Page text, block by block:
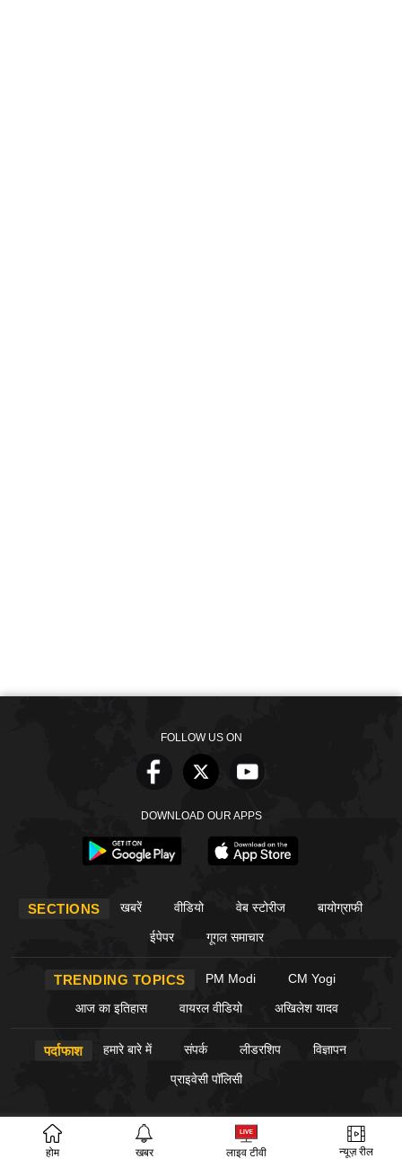
होम खबर लाइव टीवी न्यूज़ रील
FOLLOW US ON
DOWNLOAD OUR APPS
SECTIONS खबरें वीडियो वेब स्टोरीज बायोग्राफी
ईपेपर गूगल समाचार
TRENDING TOPICS PM Modi CM Yogi
आज का इतिहास वायरल वीडियो अखिलेश यादव
पर्दाफाश हमारे बारे में संपर्क लीडरशिप विज्ञापन
प्राइवेसी पॉलिसी
© Copyright PardaPhash 2026. All rights reserved.